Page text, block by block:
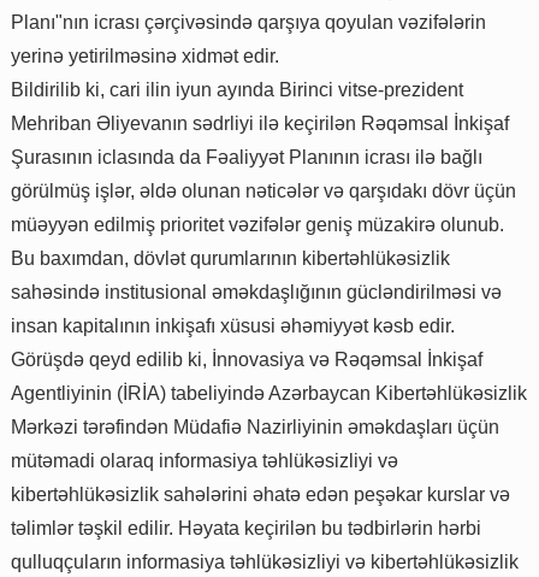
Planı"nın icrası çərçivəsində qarşıya qoyulan vəzifələrin
yerinə yetirilməsinə xidmət edir.
Bildirilib ki, cari ilin iyun ayında Birinci vitse-prezident
Mehriban Əliyevanın sədrliyi ilə keçirilən Rəqəmsal İnkişaf
Şurasının iclasında da Fəaliyyət Planının icrası ilə bağlı
görülmüş işlər, əldə olunan nəticələr və qarşıdakı dövr üçün
müəyyən edilmiş prioritet vəzifələr geniş müzakirə olunub.
Bu baxımdan, dövlət qurumlarının kibertəhlükəsizlik
sahəsində institusional əməkdaşlığının gücləndirilməsi və
insan kapitalının inkişafı xüsusi əhəmiyyət kəsb edir.
Görüşdə qeyd edilib ki, İnnovasiya və Rəqəmsal İnkişaf
Agentliyinin (İRİA) tabeliyində Azərbaycan Kibertəhlükəsizlik
Mərkəzi tərəfindən Müdafiə Nazirliyinin əməkdaşları üçün
mütəmadi olaraq informasiya təhlükəsizliyi və
kibertəhlükəsizlik sahələrini əhatə edən peşəkar kurslar və
təlimlər təşkil edilir. Həyata keçirilən bu tədbirlərin hərbi
qulluqçuların informasiya təhlükəsizliyi və kibertəhlükəsizlik